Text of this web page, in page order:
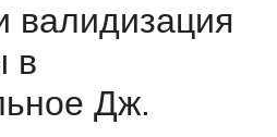
валидизация
в
Дж.